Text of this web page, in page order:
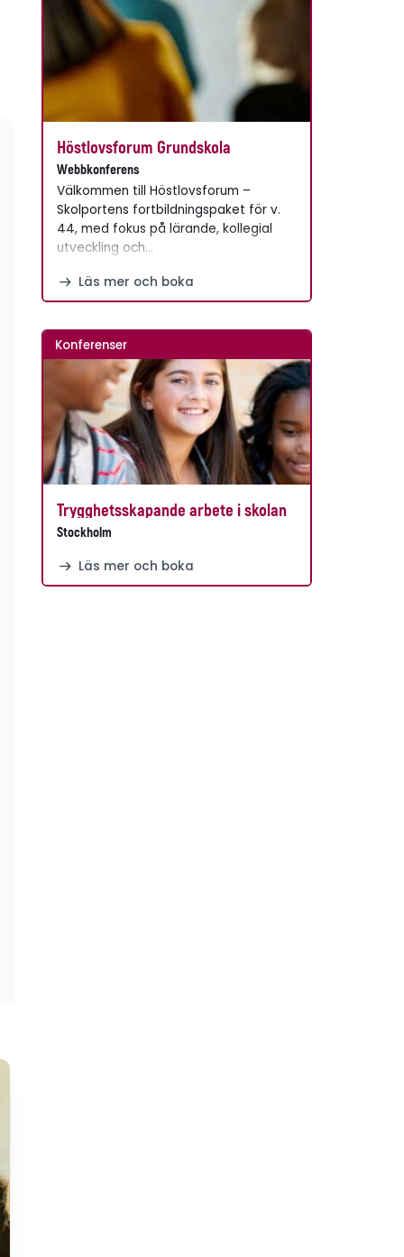
Höstlovsforum Grundskola
Webbkonferens
Välkommen till Höstlovsforum –
Skolportens fortbildningspaket för v.
44, med fokus på lärande, kollegial
utveckling och…
Läs mer och boka
Konferenser
Trygghetsskapande arbete i skolan
Stockholm
Läs mer och boka